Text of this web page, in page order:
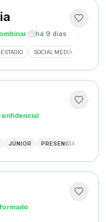
· há 9 dias
ESTÁGIO SOCIAL MEDIA
·
JÚNIOR PRESENCIAL
·